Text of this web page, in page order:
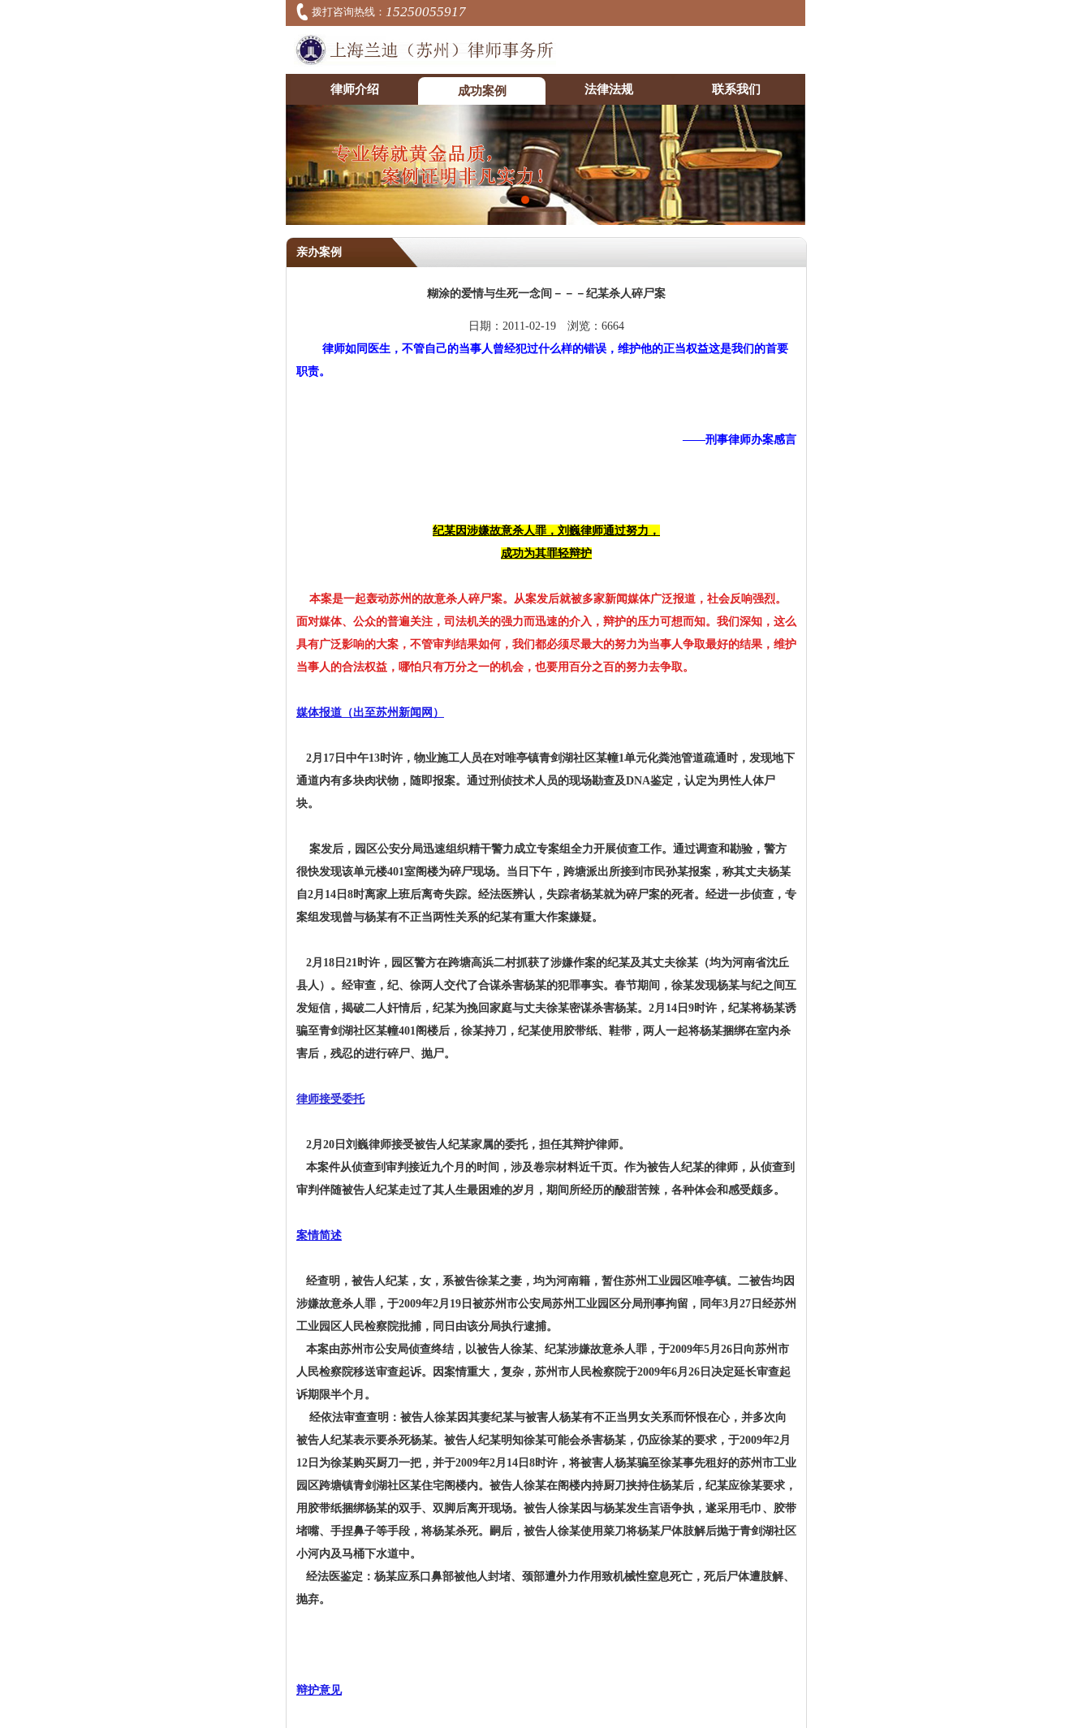
拨打咨询热线： 15250055917
律师介绍 成功案例 法律法规 联系我们
亲办案例
糊涂的爱情与生死一念间－－－纪某杀人碎尸案
日期：2011-02-19 浏览：6664
律师如同医生，不管自己的当事人曾经犯过什么样的错误，维护他的正当权益这是我们的首要
职责。
——刑事律师办案感言
纪某因涉嫌故意杀人罪，刘巍律师通过努力，
成功为其罪轻辩护
本案是一起轰动苏州的故意杀人碎尸案。从案发后就被多家新闻媒体广泛报道，社会反响强烈。
面对媒体、公众的普遍关注，司法机关的强力而迅速的介入，辩护的压力可想而知。我们深知，这么
具有广泛影响的大案，不管审判结果如何，我们都必须尽最大的努力为当事人争取最好的结果，维护
当事人的合法权益，哪怕只有万分之一的机会，也要用百分之百的努力去争取。
媒体报道（出至苏州新闻网）
2月17日中午13时许，物业施工人员在对唯亭镇青剑湖社区某幢1单元化粪池管道疏通时，发现地下
通道内有多块肉状物，随即报案。通过刑侦技术人员的现场勘查及DNA鉴定，认定为男性人体尸
块。
案发后，园区公安分局迅速组织精干警力成立专案组全力开展侦查工作。通过调查和勘验，警方
很快发现该单元楼401室阁楼为碎尸现场。当日下午，跨塘派出所接到市民孙某报案，称其丈夫杨某
自2月14日8时离家上班后离奇失踪。经法医辨认，失踪者杨某就为碎尸案的死者。经进一步侦查，专
案组发现曾与杨某有不正当两性关系的纪某有重大作案嫌疑。
2月18日21时许，园区警方在跨塘高浜二村抓获了涉嫌作案的纪某及其丈夫徐某（均为河南省沈丘
县人）。经审查，纪、徐两人交代了合谋杀害杨某的犯罪事实。春节期间，徐某发现杨某与纪之间互
发短信，揭破二人奸情后，纪某为挽回家庭与丈夫徐某密谋杀害杨某。2月14日9时许，纪某将杨某诱
骗至青剑湖社区某幢401阁楼后，徐某持刀，纪某使用胶带纸、鞋带，两人一起将杨某捆绑在室内杀
害后，残忍的进行碎尸、抛尸。
律师接受委托
2月20日刘巍律师接受被告人纪某家属的委托，担任其辩护律师。
本案件从侦查到审判接近九个月的时间，涉及卷宗材料近千页。作为被告人纪某的律师，从侦查到
审判伴随被告人纪某走过了其人生最困难的岁月，期间所经历的酸甜苦辣，各种体会和感受颇多。
案情简述
经查明，被告人纪某，女，系被告徐某之妻，均为河南籍，暂住苏州工业园区唯亭镇。二被告均因
涉嫌故意杀人罪，于2009年2月19日被苏州市公安局苏州工业园区分局刑事拘留，同年3月27日经苏州
工业园区人民检察院批捕，同日由该分局执行逮捕。
本案由苏州市公安局侦查终结，以被告人徐某、纪某涉嫌故意杀人罪，于2009年5月26日向苏州市
人民检察院移送审查起诉。因案情重大，复杂，苏州市人民检察院于2009年6月26日决定延长审查起
诉期限半个月。
经依法审查查明：被告人徐某因其妻纪某与被害人杨某有不正当男女关系而怀恨在心，并多次向
被告人纪某表示要杀死杨某。被告人纪某明知徐某可能会杀害杨某，仍应徐某的要求，于2009年2月
12日为徐某购买厨刀一把，并于2009年2月14日8时许，将被害人杨某骗至徐某事先租好的苏州市工业
园区跨塘镇青剑湖社区某住宅阁楼内。被告人徐某在阁楼内持厨刀挟持住杨某后，纪某应徐某要求，
用胶带纸捆绑杨某的双手、双脚后离开现场。被告人徐某因与杨某发生言语争执，遂采用毛巾、胶带
堵嘴、手捏鼻子等手段，将杨某杀死。嗣后，被告人徐某使用菜刀将杨某尸体肢解后抛于青剑湖社区
小河内及马桶下水道中。
经法医鉴定：杨某应系口鼻部被他人封堵、颈部遭外力作用致机械性窒息死亡，死后尸体遭肢解、
抛弃。
辩护意见